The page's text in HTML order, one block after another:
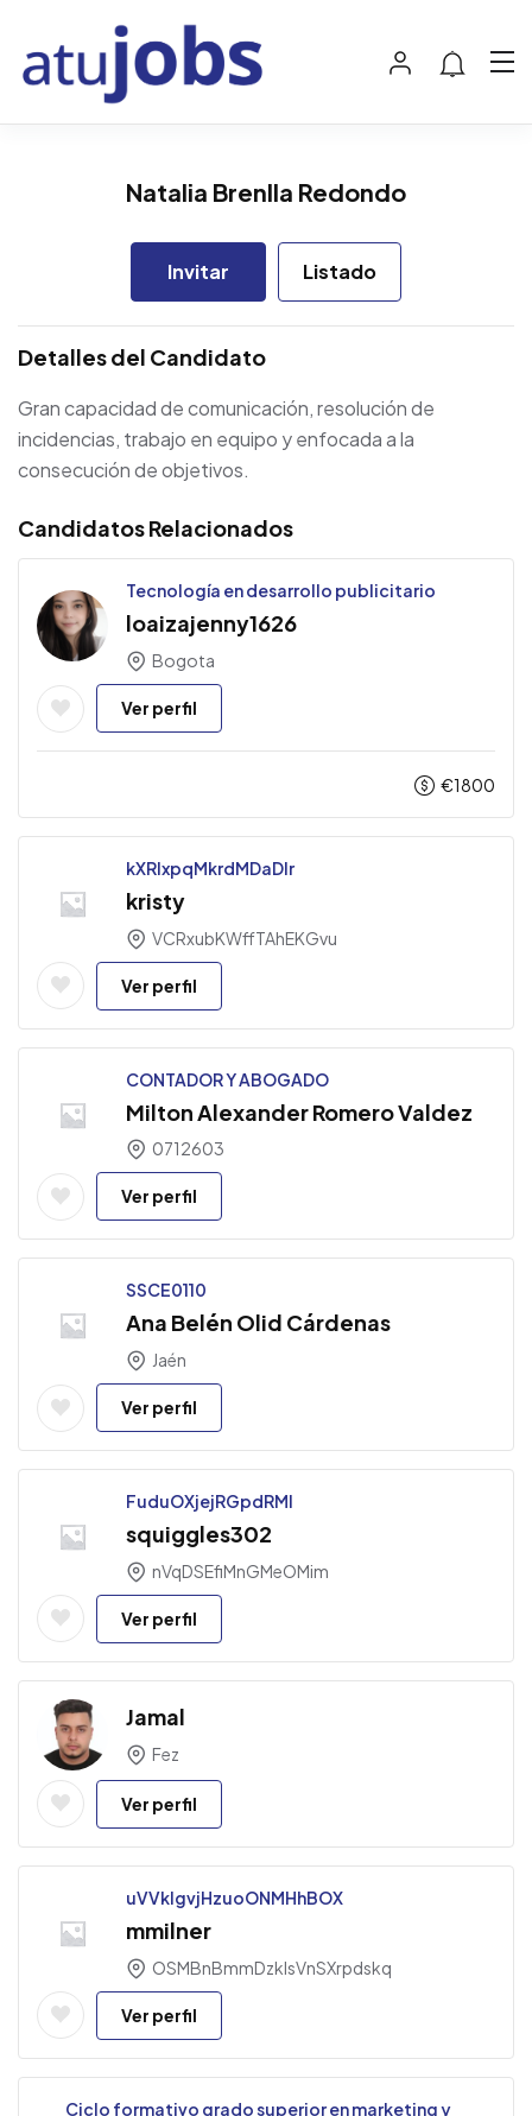
Natalia Brenlla Redondo
Invitar Listado
Detalles del Candidato
Gran capacidad de comunicación, resolución de
incidencias, trabajo en equipo y enfocada a la
consecución de objetivos.
Candidatos Relacionados
Tecnología en desarrollo publicitario
loaizajenny1626
Bogota
Ver perfil
€1800
kXRlxpqMkrdMDaDIr
kristy
VCRxubKWffTAhEKGvu
Ver perfil
CONTADOR Y ABOGADO
Milton Alexander Romero Valdez
0712603
Ver perfil
SSCE0110
Ana Belén Olid Cárdenas
Jaén
Ver perfil
FuduOXjejRGpdRMl
squiggles302
nVqDSEfiMnGMeOMim
Ver perfil
Jamal
Fez
Ver perfil
uVVklgvjHzuoONMHhBOX
mmilner
OSMBnBmmDzkIsVnSXrpdskq
Ver perfil
Ciclo formativo grado superior en marketing y